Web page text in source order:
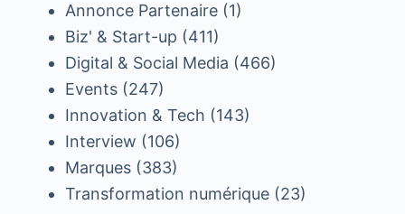
Annonce Partenaire(1)
Biz' & Start-up (411)
Digital & Social Media (466)
Events(247)
Innovation & Tech (143)
Interview (106)
Marques(383)
Transformation numérique(23)